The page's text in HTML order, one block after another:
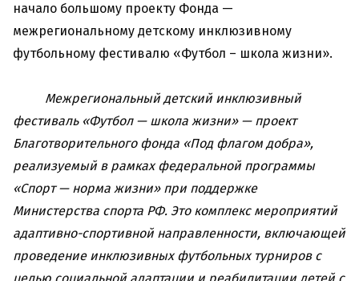
начало большому проекту Фонда —
межрегиональному детскому инклюзивному
футбольному фестивалю «Футбол – школа жизни».
Межрегиональный детский инклюзивный
фестиваль «Футбол — школа жизни» — проект
Благотворительного фонда «Под флагом добра»,
реализуемый в рамках федеральной программы
«Спорт — норма жизни» при поддержке
Министерства спорта РФ. Это комплекс мероприятий
адаптивно-спортивной направленности, включающей
проведение инклюзивных футбольных турниров с